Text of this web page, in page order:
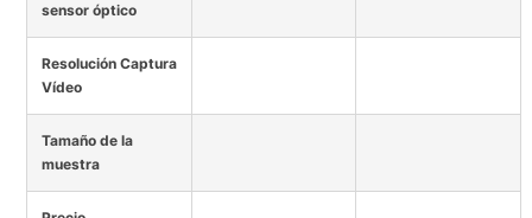
sensor óptico
Resolución Captura
Vídeo
Tamaño de la
muestra